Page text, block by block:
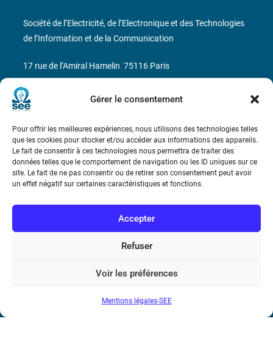
Gérer le consentement
Pour offrir les meilleures expériences, nous utilisons des technologies telles
que les cookies pour stocker et/ou accéder aux informations des appareils.
Le fait de consentir à ces technologies nous permettra de traiter des
données telles que le comportement de navigation ou les ID uniques sur ce
site. Le fait de ne pas consentir ou de retirer son consentement peut avoir
un effet négatif sur certaines caractéristiques et fonctions.
Accepter
Refuser
Voir les préférences
Mentions légales-SEE
Bicentenaire des découvertes d’André-
Marie Ampère
Conditions Générales de Vente
Mentions légales
Société de l’Electricité, de l’Electronique et des Technologies
de l’Information et de la Communication
17 rue de l’Amiral Hamelin 75116 Paris
Métro : « Boissière » Ligne 6 et « Iéna » Ligne 9
N° de SIREN : 785 393 232, Code APE : 9412Z TVA intra-
communautaire : FR44 785 393 232